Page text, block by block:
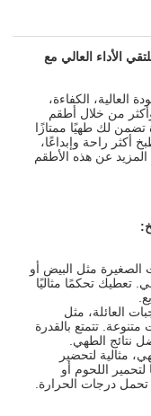
الأداء العالي مع
الكفاءة،
من خلال أطقم
تضمن لك طهيًا ممتازًا
أكثر راحة وإبداعًا،
عن هذه الأطقم
:
الصغيرة مثل البيض أو
تعطيك تحكمًا مثاليًا
العائلة، مثل
تتمتع بالقدرة
نتائج الطهي.
مثالية لتحضير
لتحمير اللحوم أو
درجات الحرارة.